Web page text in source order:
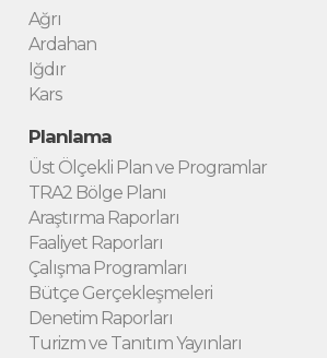
Ağrı
Ardahan
Iğdır
Kars
Planlama
Üst Ölçekli Plan ve Programlar
TRA2 Bölge Planı
Araştırma Raporları
Faaliyet Raporları
Çalışma Programları
Bütçe Gerçekleşmeleri
Denetim Raporları
Turizm ve Tanıtım Yayınları